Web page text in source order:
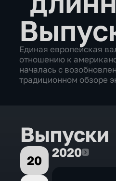
Единая европейская
отношению к
началась с
традиционном обзоре
Выпуски
20
20202020